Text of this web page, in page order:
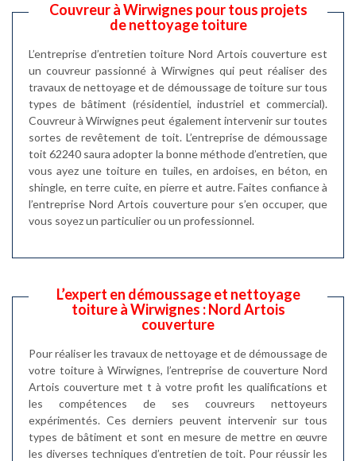
Couvreur à Wirwignes pour tous projets
de nettoyage toiture
L’entreprise d’entretien toiture Nord Artois couverture est
un couvreur passionné à Wirwignes qui peut réaliser des
travaux de nettoyage et de démoussage de toiture sur tous
types de bâtiment (résidentiel, industriel et commercial).
Couvreur à Wirwignes peut également intervenir sur toutes
sortes de revêtement de toit. L’entreprise de démoussage
toit 62240 saura adopter la bonne méthode d’entretien, que
vous ayez une toiture en tuiles, en ardoises, en béton, en
shingle, en terre cuite, en pierre et autre. Faites confiance à
l’entreprise Nord Artois couverture pour s’en occuper, que
vous soyez un particulier ou un professionnel.
L’expert en démoussage et nettoyage
toiture à Wirwignes : Nord Artois
couverture
Pour réaliser les travaux de nettoyage et de démoussage de
votre toiture à Wirwignes, l’entreprise de couverture Nord
Artois couverture met t à votre profit les qualifications et
les compétences de ses couvreurs nettoyeurs
expérimentés. Ces derniers peuvent intervenir sur tous
types de bâtiment et sont en mesure de mettre en œuvre
les diverses techniques d’entretien de toit. Pour réussir les